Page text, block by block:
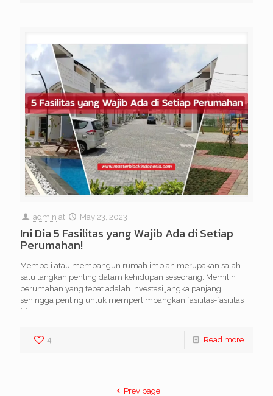
admin at May 23, 2023
Ini Dia 5 Fasilitas yang Wajib Ada di Setiap
Perumahan!
Membeli atau membangun rumah impian merupakan salah
satu langkah penting dalam kehidupan seseorang. Memilih
perumahan yang tepat adalah investasi jangka panjang,
sehingga penting untuk mempertimbangkan fasilitas-fasilitas
[…]
4 Read more
Prev page